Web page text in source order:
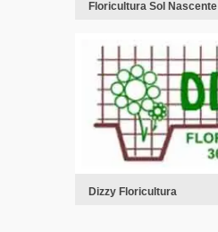
Floricultura Sol Nascente
Dizzy Floricultura